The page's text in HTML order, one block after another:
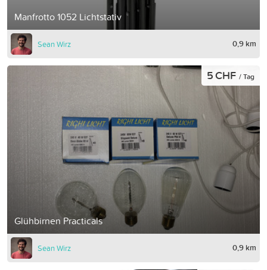
Manfrotto 1052 Lichtstativ
Sean Wirz 0,9 km
Glühbirnen Practicals
5 CHF / Tag
Sean Wirz 0,9 km